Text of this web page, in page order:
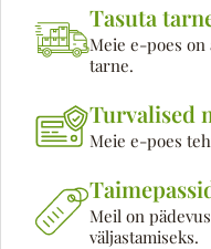
Tasuta
Meie e-poes on
tarne.
Turvalised
Meie e-poes
Meil on
väljastamiseks.